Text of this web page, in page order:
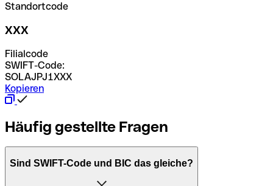
Standortcode
XXX
Filialcode
SWIFT-Code:
SOLAJPJ1XXX
Kopieren
Häufig gestellte Fragen
Sind SWIFT-Code und BIC das gleiche?